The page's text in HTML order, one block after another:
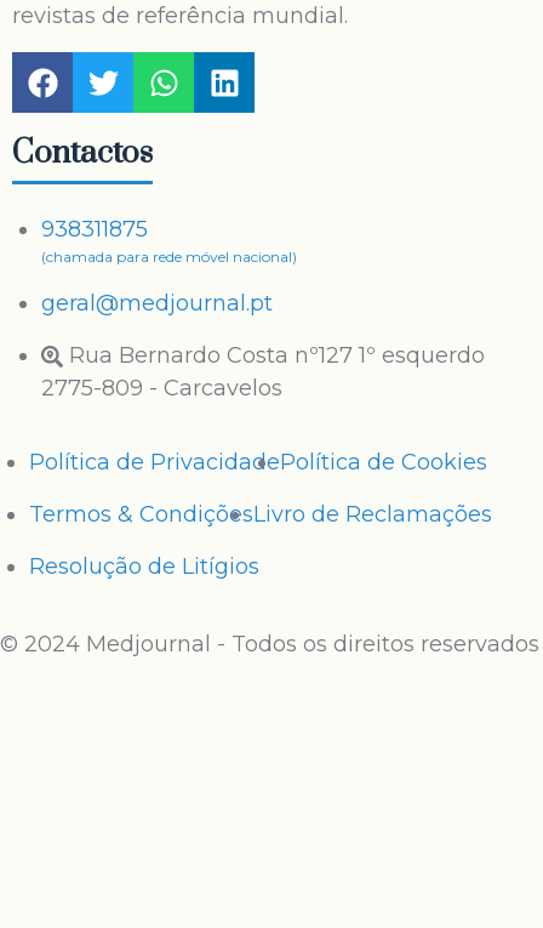
revistas de referência mundial.
Contactos
938311875
(chamada para rede móvel nacional)
geral@medjournal.pt
Rua Bernardo Costa nº127 1º esquerdo
2775-809 - Carcavelos
Política de PrivacidadePolítica de Cookies
Termos & CondiçõesLivro de Reclamações
Resolução de Litígios
© 2024 Medjournal - Todos os direitos reservados